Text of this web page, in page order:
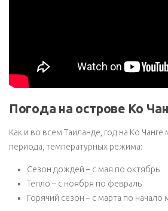
Погода на острове Ко
Как и во всем Таиланде, год на Ко
периода, температурных режима:
Сезон дождей – с мая по октябрь
Тепло – с ноября по февраль
Горячий сезон – с марта по начало